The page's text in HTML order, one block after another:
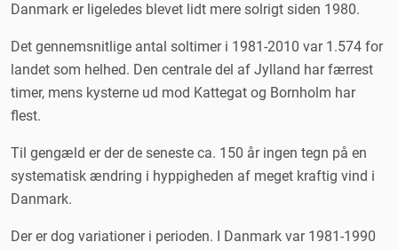
Danmark er ligeledes blevet lidt mere solrigt siden 1980.
Det gennemsnitlige antal soltimer i 1981-2010 var 1.574 for
landet som helhed. Den centrale del af Jylland har færrest
timer, mens kysterne ud mod Kattegat og Bornholm har
flest.
Til gengæld er der de seneste ca. 150 år ingen tegn på en
systematisk ændring i hyppigheden af meget kraftig vind i
Danmark.
Der er dog variationer i perioden. I Danmark var 1981-1990